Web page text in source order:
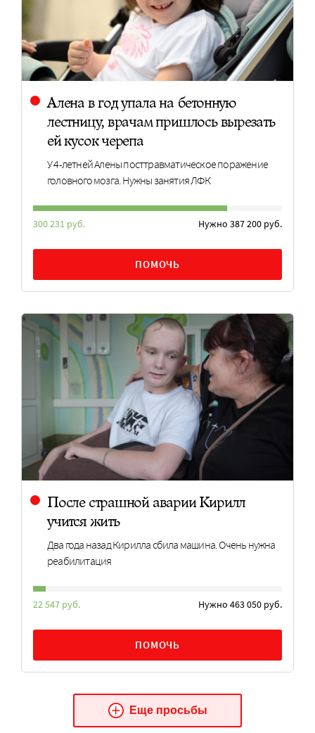
Алена в год упала на бетонную
лестницу, врачам пришлось вырезать
ей кусок черепа
У 4-летней Алены посттравматическое поражение
головного мозга. Нужны занятия ЛФК
300 231 руб. Нужно 387 200 руб.
ПОМОЧЬ
После страшной аварии Кирилл
учится жить
Два года назад Кирилла сбила машина. Очень нужна
реабилитация
22 547 руб. Нужно 463 050 руб.
ПОМОЧЬ
Еще просьбы